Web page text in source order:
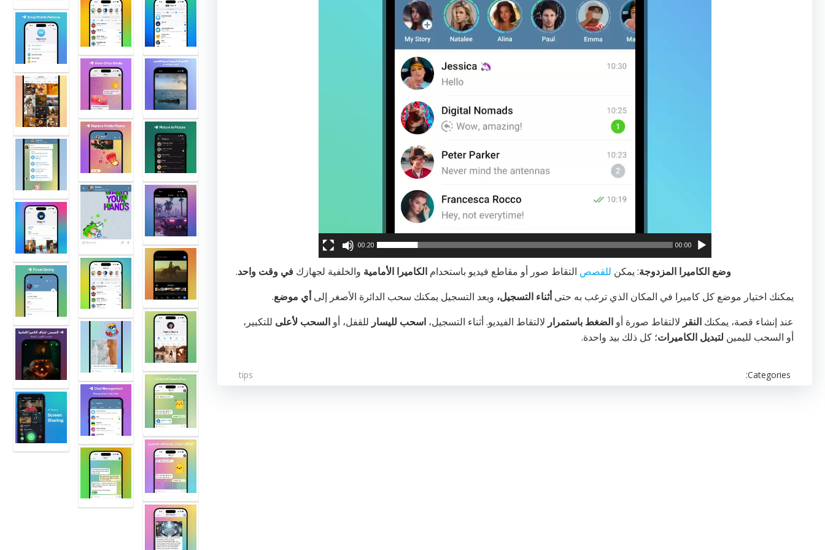
00:00
00:20
وضع الكاميرا المزدوجة: يمكن للقصص التقاط صور أو مقاطع فيديو باستخدام الكاميرا الأمامية والخلفية لجهازك في وقت واحد.
يمكنك اختيار موضع كل كاميرا في المكان الذي ترغب به حتىأثناء التسجيل، وبعد التسجيل يمكنك سحب الدائرة الأصغر إلىأي موضع.
عند إنشاء قصة، يمكنك النقر لالتقاط صورة أو الضغط باستمرار لالتقاط الفيديو. أثناء التسجيل، اسحب لليسار للقفل، أو السحب لأعلى للتكبير،
أو السحب لليمين لتبديل الكاميرات؛ كل ذلك بيد واحدة.
Categories:
tips